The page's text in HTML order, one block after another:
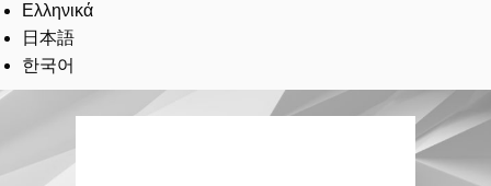
Ελληνικά
日本語
한국어